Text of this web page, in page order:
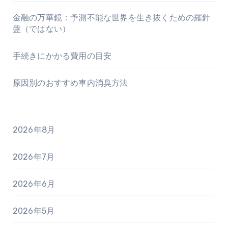
金融の万華鏡：予測不能な世界を生き抜くための羅針
盤（ではない）
手続きにかかる費用の目安
原因別のおすすめ車内消臭方法
2026年8月
2026年7月
2026年6月
2026年5月